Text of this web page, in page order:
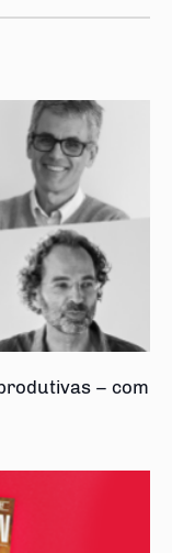
– com